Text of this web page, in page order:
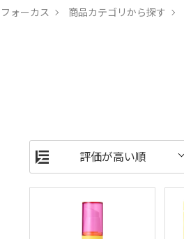
フォーカス 商品カテゴリから探す